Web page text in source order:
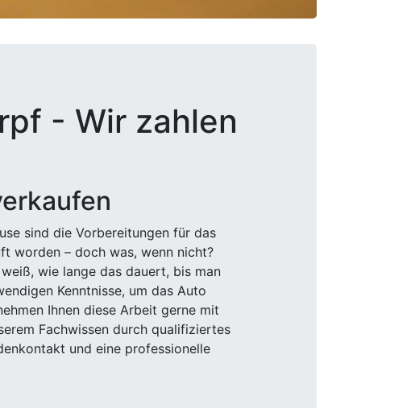
- Wir zahlen
sind die Vorbereitungen für das
worden – doch was, wenn nicht?
wie lange das dauert, bis man
Kenntnisse, um das Auto
Ihnen diese Arbeit gerne mit
Fachwissen durch qualifiziertes
und eine professionelle